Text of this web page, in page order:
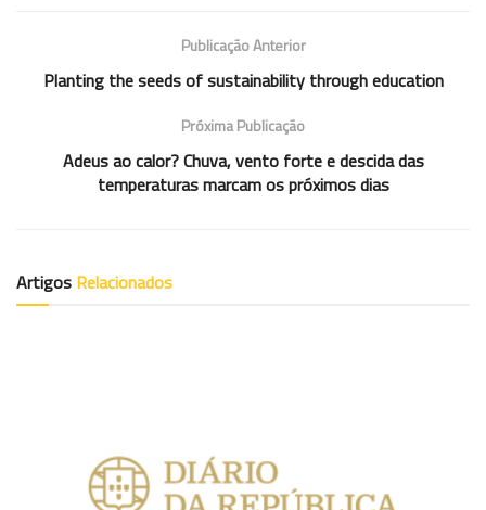
Publicação Anterior
Planting the seeds of sustainability through education
Próxima Publicação
Adeus ao calor? Chuva, vento forte e descida das
temperaturas marcam os próximos dias
Artigos Relacionados